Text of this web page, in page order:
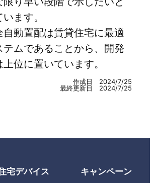
ます。
自動置配は賃貸住宅に最適
テムであることから、開発
位に置いています。
作成日 2024/7/25
最終更新日 2024/7/25
宅デバイス キャンペーン